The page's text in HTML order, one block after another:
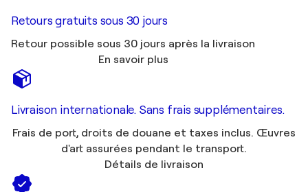
Retours gratuits sous 30 jours
Retour possible sous 30 jours après la livraison
En savoir plus
Livraison internationale. Sans frais supplémentaires.
Frais de port, droits de douane et taxes inclus. Œuvres
d'art assurées pendant le transport.
Détails de livraison